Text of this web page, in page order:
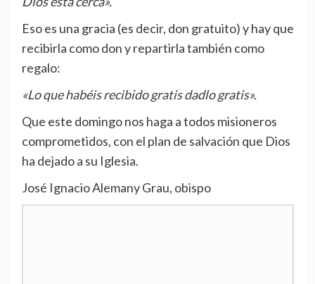
Eso es una gracia (es decir, don gratuito) y hay que
recibirla como don y repartirla también como
regalo:
«Lo que habéis recibido gratis dadlo gratis».
Que este domingo nos haga a todos misioneros
comprometidos, con el plan de salvación que Dios
ha dejado a su Iglesia.
José Ignacio Alemany Grau, obispo